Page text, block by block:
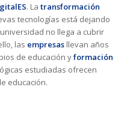
. La transformación
tecnologías está dejando
no llega a cubrir
las empresasllevan años
de educación yformación
estudiadas ofrecen
educación.